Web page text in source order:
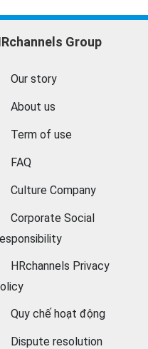
Group
Our story
About us
Term of use
FAQ
Culture Company
Corporate Social
HRchannels Privacy
Quy chế hoạt động
Dispute resolution